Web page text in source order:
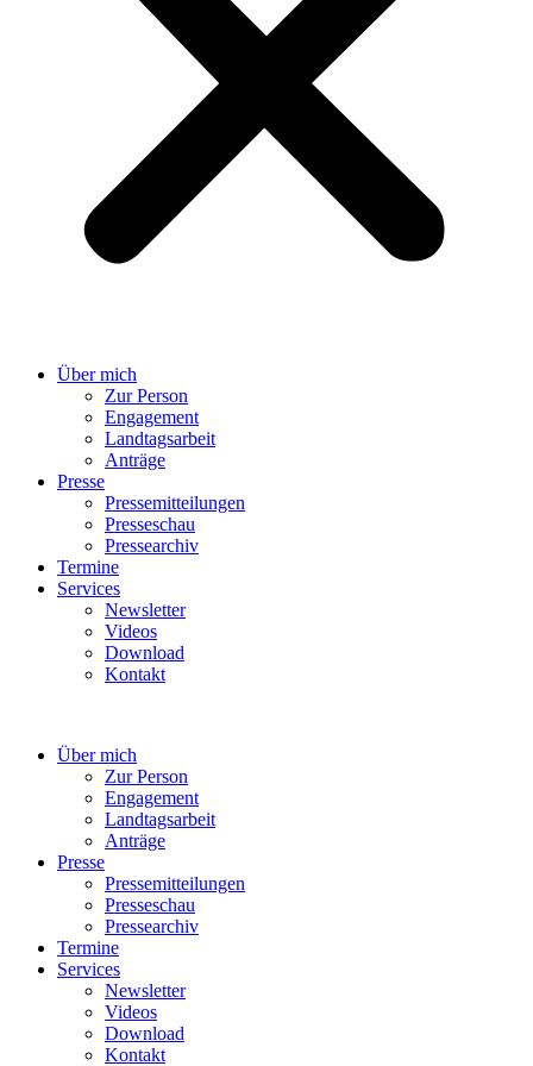
Über mich
Zur Person
Engagement
Landtagsarbeit
Anträge
Presse
Pressemitteilungen
Presseschau
Pressearchiv
Termine
Services
Newsletter
Videos
Download
Kontakt
Über mich
Zur Person
Engagement
Landtagsarbeit
Anträge
Presse
Pressemitteilungen
Presseschau
Pressearchiv
Termine
Services
Newsletter
Videos
Download
Kontakt